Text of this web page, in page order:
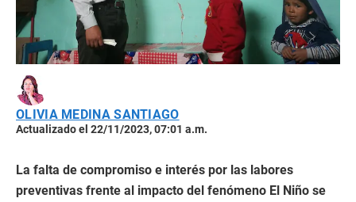
OLIVIA MEDINA SANTIAGO
Actualizado el 22/11/2023, 07:01 a.m.
La falta de compromiso e interés por las labores
preventivas frente al impacto del fenómeno El Niño se